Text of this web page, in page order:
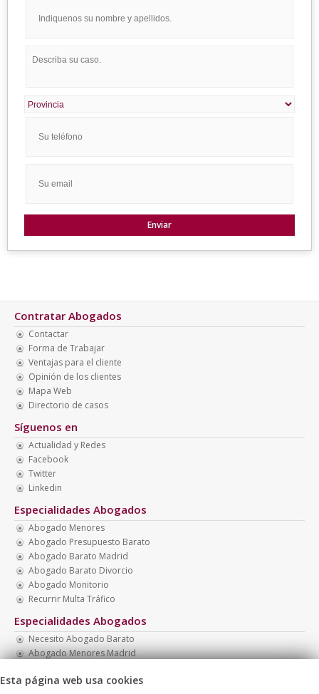
Contratar Abogados
Contactar
Forma de Trabajar
Ventajas para el cliente
Opinión de los clientes
Mapa Web
Directorio de casos
Síguenos en
Actualidad y Redes
Facebook
Twitter
Linkedin
Especialidades Abogados
Abogado Menores
Abogado Presupuesto Barato
Abogado Barato Madrid
Abogado Barato Divorcio
Abogado Monitorio
Recurrir Multa Tráfico
Especialidades Abogados
Necesito Abogado Barato
Abogado Menores Madrid
Abogados Económicos
Esta página web usa cookies